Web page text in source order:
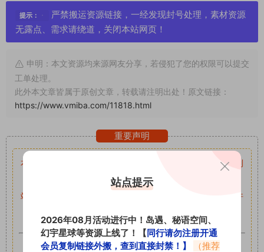
提示：
严禁搬运资源链接，一经发现封号处理，素材资源
无露点、需求请绕道，关闭本站网页！
申明：本文资源均来源网友分享，若侵犯了您的权限可以提交
工单处理。
此外本文章皆属于原创文章，转载请注明出处！原文链接：
https://www.vmiba.com/11818.html
重要声明
本站资源均来自网络分享，如有侵犯你的权益请私信留言收到
留言后，我们会第一时间进行审核后删除。
站内资源为网友个人学习或测试研究使用，未经原版权作者许
如果遇到付费才可获取的素材，建议升级对应的VIP。
站点提示
2026年08月活动进行中！岛遇、秘语空间、
幻宇星球等资源上线了！【同行请勿注册开通
会员复制链接外搬，查到直接封禁！】
（推荐